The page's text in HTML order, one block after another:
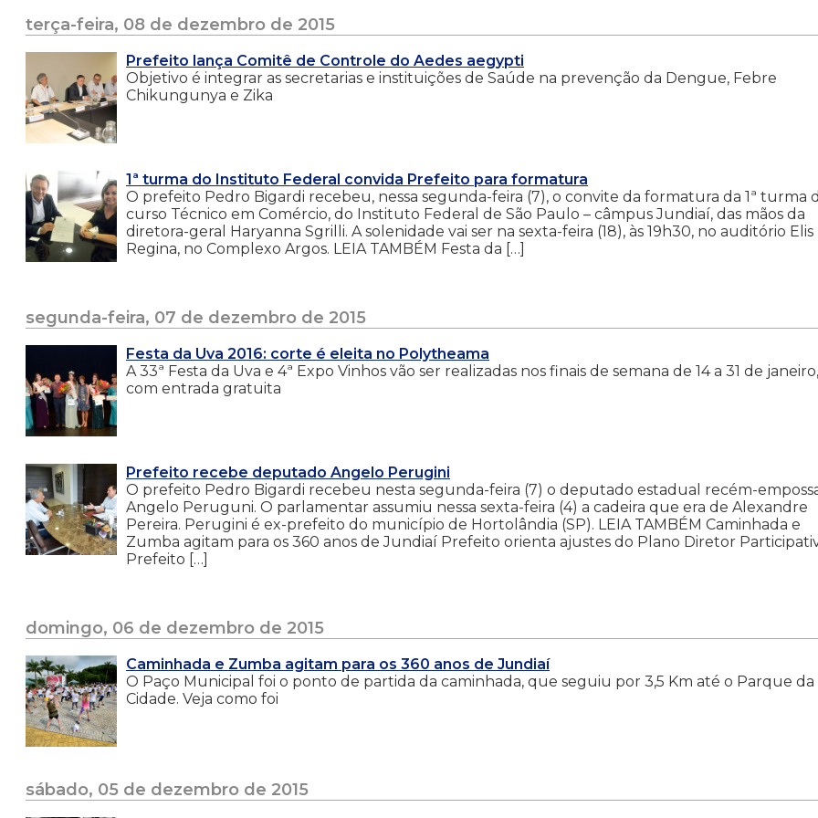
terça-feira, 08 de dezembro de 2015
Prefeito lança Comitê de Controle do Aedes aegypti
Objetivo é integrar as secretarias e instituições de Saúde na prevenção da Dengue, Febre
Chikungunya e Zika
1ª turma do Instituto Federal convida Prefeito para formatura
O prefeito Pedro Bigardi recebeu, nessa segunda-feira (7), o convite da formatura da 1ª turma
curso Técnico em Comércio, do Instituto Federal de São Paulo – câmpus Jundiaí, das mãos da
diretora-geral Haryanna Sgrilli. A solenidade vai ser na sexta-feira (18), às 19h30, no auditório Elis
Regina, no Complexo Argos. LEIA TAMBÉM Festa da […]
segunda-feira, 07 de dezembro de 2015
Festa da Uva 2016: corte é eleita no Polytheama
A 33ª Festa da Uva e 4ª Expo Vinhos vão ser realizadas nos finais de semana de 14 a 31 de janeiro,
com entrada gratuita
Prefeito recebe deputado Angelo Perugini
O prefeito Pedro Bigardi recebeu nesta segunda-feira (7) o deputado estadual recém-
Angelo Peruguni. O parlamentar assumiu nessa sexta-feira (4) a cadeira que era de Alexandre
Pereira. Perugini é ex-prefeito do município de Hortolândia (SP). LEIA TAMBÉM Caminhada e
Zumba agitam para os 360 anos de Jundiaí Prefeito orienta ajustes do Plano Diretor
Prefeito […]
domingo, 06 de dezembro de 2015
Caminhada e Zumba agitam para os 360 anos de Jundiaí
O Paço Municipal foi o ponto de partida da caminhada, que seguiu por 3,5 Km até o Parque da
Cidade. Veja como foi
sábado, 05 de dezembro de 2015